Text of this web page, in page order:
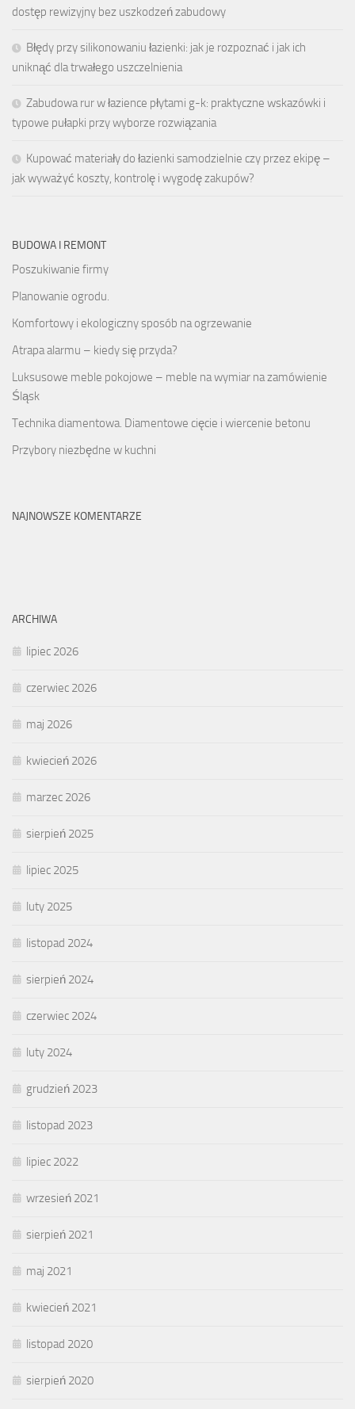
dostęp rewizyjny bez uszkodzeń zabudowy
Błędy przy silikonowaniu łazienki: jak je rozpoznać i jak ich
uniknąć dla trwałego uszczelnienia
Zabudowa rur w łazience płytami g-k: praktyczne wskazówki i
typowe pułapki przy wyborze rozwiązania
Kupować materiały do łazienki samodzielnie czy przez ekipę –
jak wyważyć koszty, kontrolę i wygodę zakupów?
BUDOWA I REMONT
Poszukiwanie firmy
Planowanie ogrodu.
Komfortowy i ekologiczny sposób na ogrzewanie
Atrapa alarmu – kiedy się przyda?
Luksusowe meble pokojowe – meble na wymiar na zamówienie
Śląsk
Technika diamentowa. Diamentowe cięcie i wiercenie betonu
Przybory niezbędne w kuchni
NAJNOWSZE KOMENTARZE
ARCHIWA
lipiec 2026
czerwiec 2026
maj 2026
kwiecień 2026
marzec 2026
sierpień 2025
lipiec 2025
luty 2025
listopad 2024
sierpień 2024
czerwiec 2024
luty 2024
grudzień 2023
listopad 2023
lipiec 2022
wrzesień 2021
sierpień 2021
maj 2021
kwiecień 2021
listopad 2020
sierpień 2020